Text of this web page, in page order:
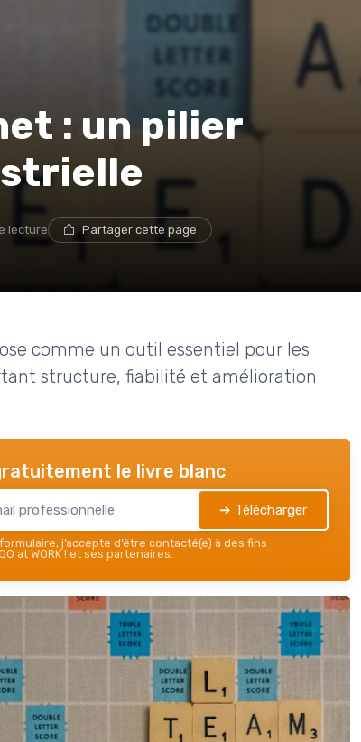
: un pilier
lecture Partager cette page
comme un outil essentiel pour les
structure, fiabilité et amélioration
le livre blanc
➔ Télécharger
j’accepte d’être contacté(e) à des fins
at WORK ! et ses partenaires.